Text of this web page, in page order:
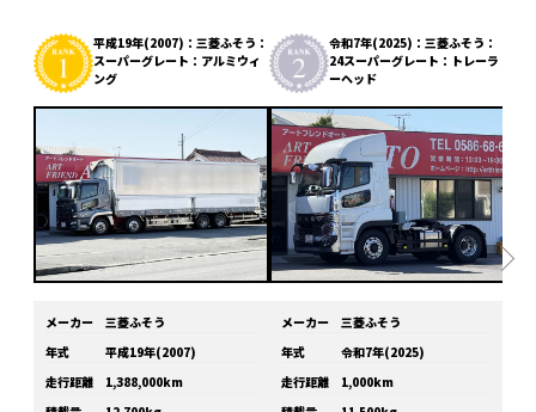
平成19年(2007)：三菱ふそう：
スーパーグレート：アルミウィ
ング
メーカー
三菱ふそう
年式
平成19年(2007)
走行距離
1,388,000km
令和7年(2025)：三菱ふそう：
24スーパーグレート：トレーラ
ーヘッド
メーカー
三菱ふそう
年式
令和7年(2025)
走行距離
1,000km